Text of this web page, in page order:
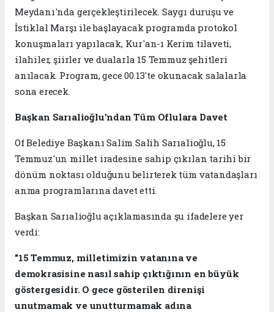
Meydanı'nda gerçekleştirilecek. Saygı duruşu ve
İstiklal Marşı ile başlayacak programda protokol
konuşmaları yapılacak, Kur'an-ı Kerim tilaveti,
ilahiler, şiirler ve dualarla 15 Temmuz şehitleri
anılacak. Program, gece 00.13'te okunacak salalarla
sona erecek.
Başkan Sarıalioğlu'ndan Tüm Oflulara Davet
Of Belediye Başkanı Salim Salih Sarıalioğlu, 15
Temmuz'un millet iradesine sahip çıkılan tarihi bir
dönüm noktası olduğunu belirterek tüm vatandaşları
anma programlarına davet etti.
Başkan Sarıalioğlu açıklamasında şu ifadelere yer
verdi:
"15 Temmuz, milletimizin vatanına ve
demokrasisine nasıl sahip çıktığının en büyük
göstergesidir. O gece gösterilen direnişi
unutmamak ve unutturmamak adına